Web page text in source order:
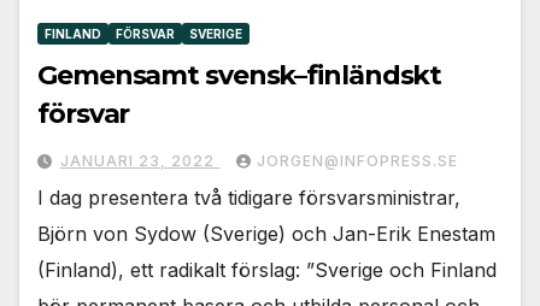
FINLAND FÖRSVAR SVERIGE
Gemensamt svensk–finländskt
försvar
JANUARI 23, 2022 JORGEN@INFOPRESS.SE
I dag presentera två tidigare försvarsministrar,
Björn von Sydow (Sverige) och Jan-Erik Enestam
(Finland), ett radikalt förslag: ”Sverige och Finland